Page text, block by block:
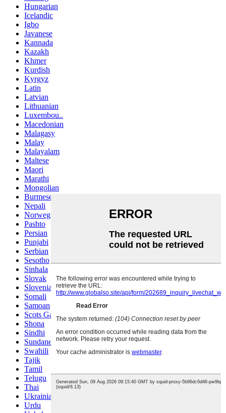
Hungarian
Icelandic
Igbo
Javanese
Kannada
Kazakh
Khmer
Kurdish
Kyrgyz
Latin
Latvian
Lithuanian
Luxembou..
Macedonian
Malagasy
Malay
Malayalam
Maltese
Maori
Marathi
Mongolian
Burmese
Nepali
Norwegian
Pashto
Persian
Punjabi
Serbian
Sesotho
Sinhala
Slovak
Slovenian
Somali
Samoan
Scots Gaelic
Shona
Sindhi
Sundanese
Swahili
Tajik
Tamil
Telugu
Thai
Ukrainian
Urdu